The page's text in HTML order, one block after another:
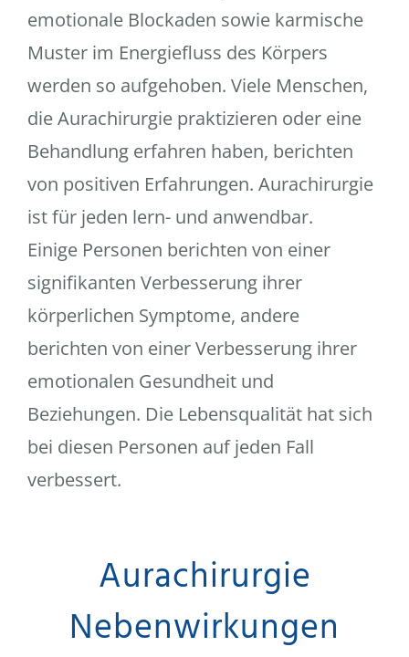
emotionale Blockaden sowie karmische
Muster im Energiefluss des Körpers
werden so aufgehoben. Viele Menschen,
die Aurachirurgie praktizieren oder eine
Behandlung erfahren haben, berichten
von positiven Erfahrungen. Aurachirurgie
ist für jeden lern- und anwendbar.
Einige Personen berichten von einer
signifikanten Verbesserung ihrer
körperlichen Symptome, andere
berichten von einer Verbesserung ihrer
emotionalen Gesundheit und
Beziehungen. Die Lebensqualität hat sich
bei diesen Personen auf jeden Fall
verbessert.
Aurachirurgie
Nebenwirkungen